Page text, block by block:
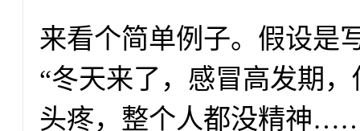
来看个简单例子。假设是
“冬天来了，感冒高发期
头疼，整个人都没精神